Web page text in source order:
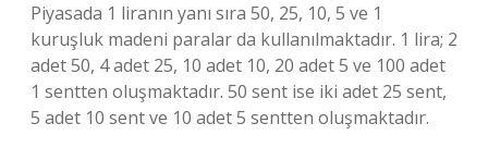
Piyasada 1 liranın yanı sıra 50, 25, 10, 5 ve 1
kuruşluk madeni paralar da kullanılmaktadır. 1 lira; 2
adet 50, 4 adet 25, 10 adet 10, 20 adet 5 ve 100 adet
1 sentten oluşmaktadır. 50 sent ise iki adet 25 sent,
5 adet 10 sent ve 10 adet 5 sentten oluşmaktadır.